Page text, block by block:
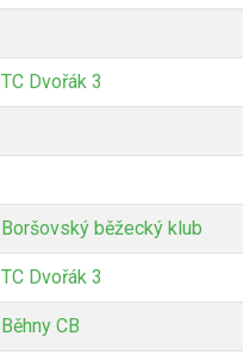
TC Dvořák 3
Boršovský běžecký klub
TC Dvořák 3
Běhny CB